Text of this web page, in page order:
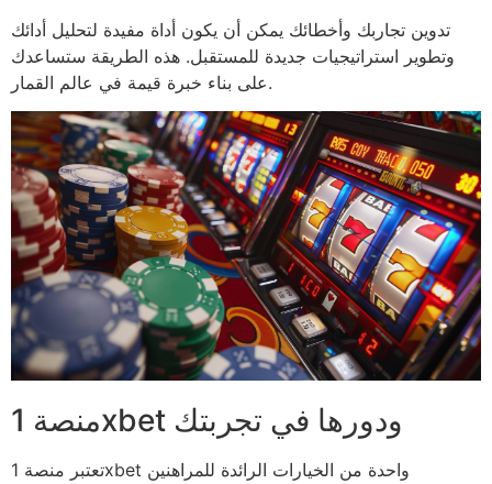
تدوين تجاربك وأخطائك يمكن أن يكون أداة مفيدة لتحليل أدائك
وتطوير استراتيجيات جديدة للمستقبل. هذه الطريقة ستساعدك
على بناء خبرة قيمة في عالم القمار.
منصة 1xbet ودورها في تجربتك
تعتبر منصة 1xbet واحدة من الخيارات الرائدة للمراهنين